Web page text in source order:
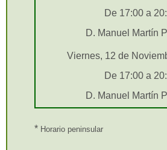
De 17:00 a
D. Manuel Martín
Viernes, 12 de
De 17:00 a
D. Manuel Martín
* Horario peninsular